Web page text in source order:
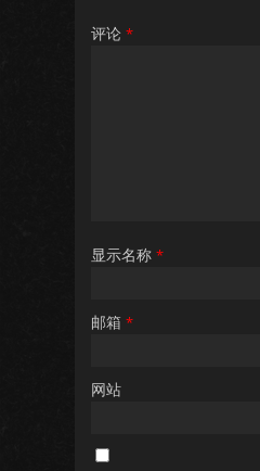
评论 *
显示名称 *
邮箱 *
网站